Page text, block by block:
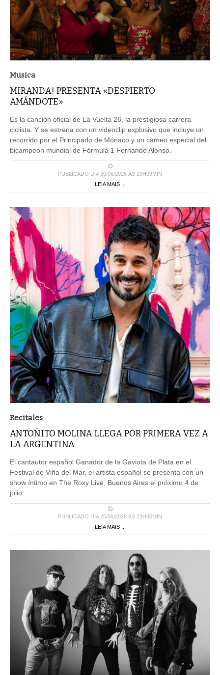
Musica
MIRANDA! PRESENTA «DESPIERTO
AMÁNDOTE»
Es la canción oficial de La Vuelta 26, la prestigiosa carrera
ciclista. Y se estrena con un videoclip explosivo que incluye un
recorrido por el Principado de Mónaco y un cameo especial del
bicampeón mundial de Fórmula 1 Fernando Alonso.
PUBLICADO DIA 30/06/2026 ÀS 20H09MIN
LEIA MAIS ...
Recitales
ANTOÑITO MOLINA LLEGA POR PRIMERA VEZ A
LA ARGENTINA
El cantautor español Ganador de la Gaviota de Plata en el
Festival de Viña del Mar, el artista español se presenta con un
show íntimo en The Roxy Live, Buenos Aires el próximo 4 de
julio.
PUBLICADO DIA 25/06/2026 ÀS 23H30MIN
LEIA MAIS ...